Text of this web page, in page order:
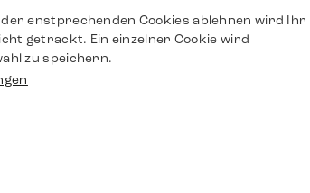
der enstprechenden Cookies ablehnen wird Ihr
getrackt. Ein einzelner Cookie wird
zu speichern.